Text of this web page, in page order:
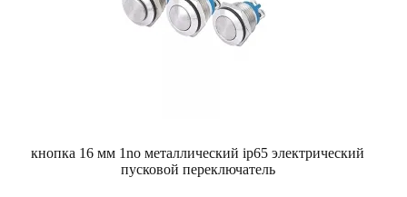
кнопка 16 мм 1no металлический ip65 электрический
пусковой переключатель